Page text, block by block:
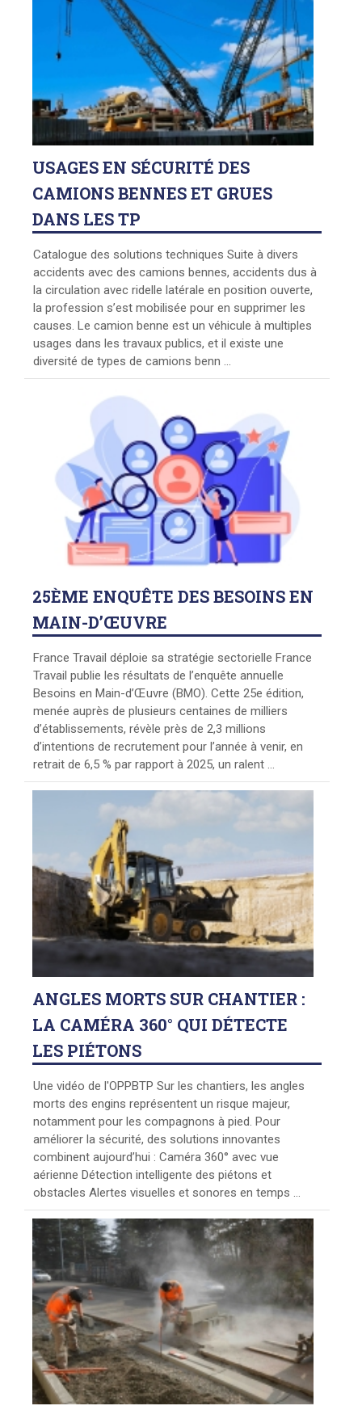
USAGESEN SÉCURITÉ DES
CAMIONS BENNES ET GRUES
DANS LES TP
Catalogue des solutions techniques Suite à divers
accidents avec des camions bennes, accidents dus à
la circulation avec ridelle latérale en position ouverte,
la profession s’est mobilisée pour en supprimer les
causes. Le camion benne est un véhicule à multiples
usages dans les travaux publics, et il existe une
diversité de types de camions benn ...
25ÈME ENQUÊTE DES BESOINS EN
MAIN-D’ŒUVRE
France Travail déploie sa stratégie sectorielle France
Travail publie les résultats de l’enquête annuelle
Besoins en Main-d’Œuvre (BMO). Cette 25e édition,
menée auprès de plusieurs centaines de milliers
d’établissements, révèle près de 2,3 millions
d’intentions de recrutement pour l’année à venir, en
retrait de 6,5 % par rapport à 2025, un ralent ...
ANGLES MORTS SUR CHANTIER :
LA CAMÉRA 360° QUI DÉTECTE
LES PIÉTONS
Une vidéo de l'OPPBTP Sur les chantiers, les angles
morts des engins représentent un risque majeur,
notamment pour les compagnons à pied. Pour
améliorer la sécurité, des solutions innovantes
combinent aujourd’hui : Caméra 360° avec vue
aérienne Détection intelligente des piétons et
obstacles Alertes visuelles et sonores en temps ...